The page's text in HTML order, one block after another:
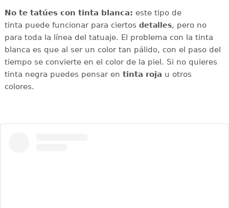
No te tatúes con tinta blanca: este tipo de
tinta puede funcionar para ciertos detalles, pero no
para toda la línea del tatuaje. El problema con la tinta
blanca es que al ser un color tan pálido, con el paso del
tiempo se convierte en el color de la piel. Si no quieres
tinta negra puedes pensar en tinta roja u otros
colores.